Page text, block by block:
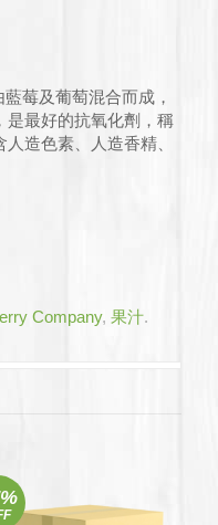
莓及葡萄混合而成，
是最好的抗氧化劑，稱
造色素、人造香精、
Company, 果汁.